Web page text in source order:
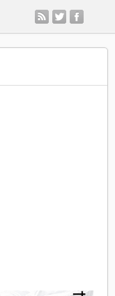
rss twitter